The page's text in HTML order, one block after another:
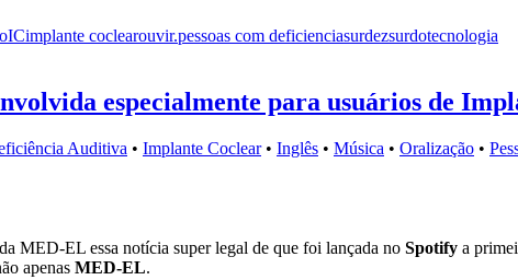
ICimplante coclearouvir.pessoas com deficienciasurdezsurdotecnologia
especialmente para usuários de
Auditiva • Implante Coclear • Inglês • Música • Oralização •
MED-EL essa notícia super legal de que foi lançada no Spotify a
apenas MED-EL.